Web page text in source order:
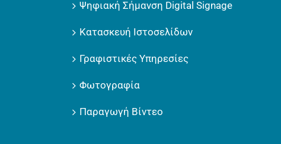
Ψηφιακή Σήμανση Digital Signage
Κατασκευή Ιστοσελίδων
Γραφιστικές Υπηρεσίες
Φωτογραφία
Παραγωγή Βίντεο